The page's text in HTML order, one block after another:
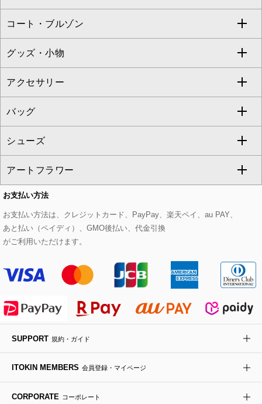
eur3
Maison de CINQ
MK MICHEL KLEIN BAG
HIROKO KOSHINO
カーディガン
アンサンブルセット
ベスト・ジレ
パーカー
タンクトップ・キャミソール
スウェット・ジャージー
その他のトップス
チュニック
ジャンパースカート
その他のワンピース・ドレス
クロップド・半端丈パンツ
ガウチョ・ワイドパンツ
ハーフ・ショート丈パンツ
サロペット・オールインワン
その他のパンツ
ロング・マキシ丈スカート
ひざ丈スカート
ミモレ丈スカート
ショート・ミニ丈スカート
その他のスカート
すべてのジャケット・スーツ
テーラードジャケット
ノーカラージャケット
セットアップ
セットアップジャケット
セットアップパンツ
セットアップスカート
セットアップワンピース
コート・ブルゾン
すべてのコート・ブルゾン
トレンチコート
ピーコート
ダッフルコート
チェスターコート
モッズコート
ステンカラーコート
ライダースジャケット
デニムジャケット
ダウンジャケット・コート
グッズ・小物
すべてのグッズ・小物
マスク
ストール・マフラー・スヌード
ベルト・サスペンダー
帽子
ヘアアクセサリー
ハンカチ・バンダナ
手袋
チャーム・ストラップ
アクセサリー
すべてのアクセサリー
ネックレス
ピアス・イヤリング
ブレスレット・バングル
ブローチ・コサージュ
バッグ
すべてのバッグ
トートバッグ
ショルダーバッグ
ボストンバッグ
バックパック・リュック
ボディバッグ・メッセンジャーバッグ
トラベルバッグ
シューズ
すべてのシューズ
パンプス
スニーカー
フラットシューズ
ローファー
ドレスシューズ
アートフラワー
すべてのアートフラワー
ローズ
カサブランカ・カラー
ラナンキュラス
ポプリアレンジ＆フレグランス
お支払い方法
お支払い方法は、クレジットカード、PayPay、楽天ペイ、au PAY、
あと払い（ペイディ）、GMO後払い、代金引換
がご利用いただけます。
SUPPORT 規約・ガイド
ITOKIN MEMBERS 会員登録・マイページ
CORPORATE コーポレート